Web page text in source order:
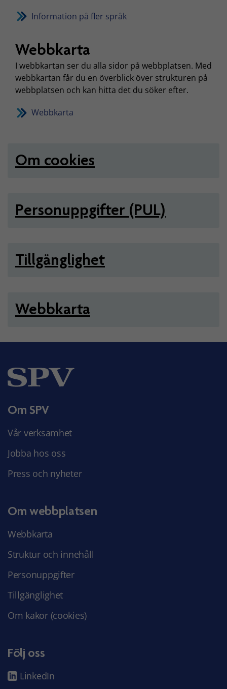
Information på fler språk
Webbkarta
I webbkartan ser du alla sidor på webbplatsen. Med
webbkartan får du en överblick över strukturen på
webbplatsen och kan hitta det du söker efter.
Webbkarta
Om cookies
Personuppgifter (PUL)
Tillgänglighet
Webbkarta
Om SPV
Vår verksamhet
Jobba hos oss
Press och nyheter
Om webbplatsen
Webbkarta
Struktur och innehåll
Personuppgifter
Tillgänglighet
Om kakor (cookies)
Följ oss
LinkedIn